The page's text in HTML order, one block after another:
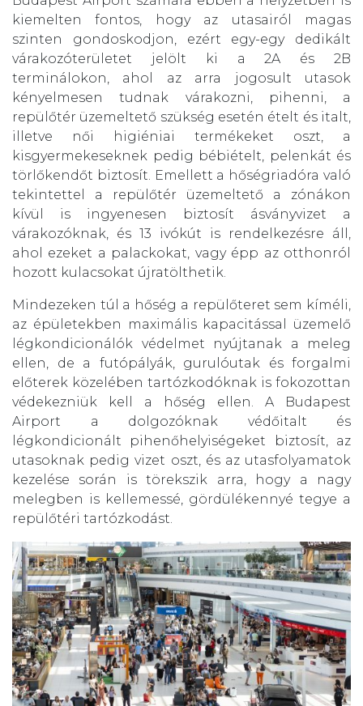
kiemelten fontos, hogy az utasairól magas
szinten gondoskodjon, ezért egy-egy dedikált
várakozóterületet jelölt ki a 2A és 2B
terminálokon, ahol az arra jogosult utasok
kényelmesen tudnak várakozni, pihenni, a
repülőtér üzemeltető szükség esetén ételt és italt,
illetve női higiéniai termékeket oszt, a
kisgyermekeseknek pedig bébiételt, pelenkát és
törlőkendőt biztosít. Emellett a hőségriadóra való
tekintettel a repülőtér üzemeltető a zónákon
kívül is ingyenesen biztosít ásványvizet a
várakozóknak, és 13 ivókút is rendelkezésre áll,
ahol ezeket a palackokat, vagy épp az otthonról
hozott kulacsokat újratölthetik.
Mindezeken túl a hőség a repülőteret sem kíméli,
az épületekben maximális kapacitással üzemelő
légkondicionálók védelmet nyújtanak a meleg
ellen, de a futópályák, gurulóutak és forgalmi
előterek közelében tartózkodóknak is fokozottan
védekezniük kell a hőség ellen. A Budapest
Airport a dolgozóknak védőitalt és
légkondicionált pihenőhelyiségeket biztosít, az
utasoknak pedig vizet oszt, és az utasfolyamatok
kezelése során is törekszik arra, hogy a nagy
melegben is kellemessé, gördülékennyé tegye a
repülőtéri tartózkodást.